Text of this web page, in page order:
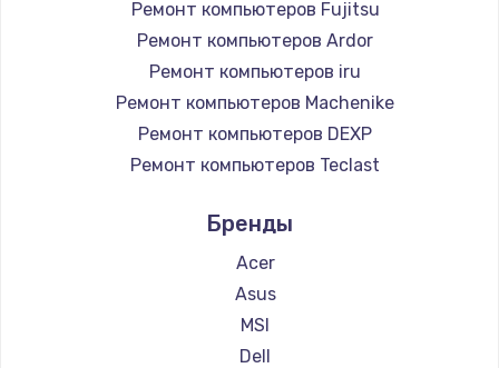
Ремонт компьютеров Fujitsu
Ремонт компьютеров Ardor
Ремонт компьютеров iru
Ремонт компьютеров Machenike
Ремонт компьютеров DEXP
Ремонт компьютеров Teclast
Ремонт компьютеров Beelink
Ремонт компьютеров CHUWI
Бренды
Acer
Asus
MSI
Dell